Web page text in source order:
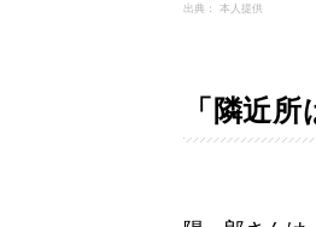
出典： 本人提供
「隣近